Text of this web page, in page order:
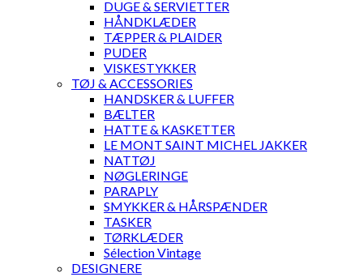
DUGE & SERVIETTER
HÅNDKLÆDER
TÆPPER & PLAIDER
PUDER
VISKESTYKKER
TØJ & ACCESSORIES
HANDSKER & LUFFER
BÆLTER
HATTE & KASKETTER
LE MONT SAINT MICHEL JAKKER
NATTØJ
NØGLERINGE
PARAPLY
SMYKKER & HÅRSPÆNDER
TASKER
TØRKLÆDER
Sélection Vintage
DESIGNERE